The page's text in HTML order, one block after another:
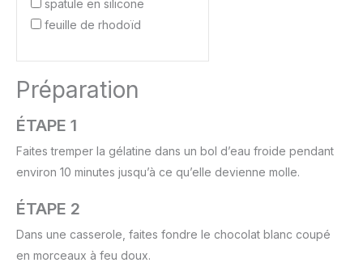
spatule en silicone
feuille de rhodoïd
Préparation
ÉTAPE 1
Faites tremper la gélatine dans un bol d’eau froide pendant
environ 10 minutes jusqu’à ce qu’elle devienne molle.
ÉTAPE 2
Dans une casserole, faites fondre le chocolat blanc coupé
en morceaux à feu doux.